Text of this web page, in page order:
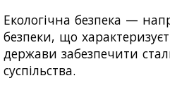
Екологічна безпека —
безпеки, що
держави забезпечити
суспільства.